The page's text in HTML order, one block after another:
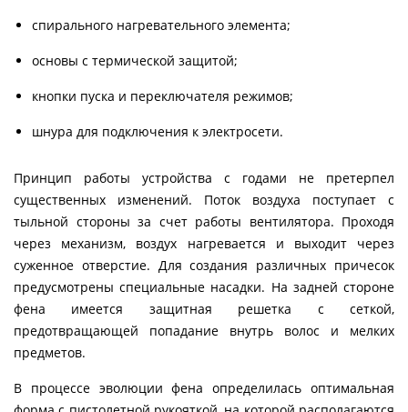
спирального нагревательного элемента;
основы с термической защитой;
кнопки пуска и переключателя режимов;
шнура для подключения к электросети.
Принцип работы устройства с годами не претерпел
существенных изменений. Поток воздуха поступает с
тыльной стороны за счет работы вентилятора. Проходя
через механизм, воздух нагревается и выходит через
суженное отверстие. Для создания различных причесок
предусмотрены специальные насадки. На задней стороне
фена имеется защитная решетка с сеткой,
предотвращающей попадание внутрь волос и мелких
предметов.
В процессе эволюции фена определилась оптимальная